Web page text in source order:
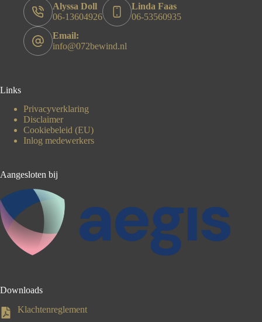
Alyssa Doll
06-13604926
Linda Faas
06-53560935
Email:
info@072bewind.nl
Links
Privacyverklaring
Disclaimer
Cookiebeleid (EU)
Inlog medewerkers
Aangesloten bij
Downloads
Klachtenreglement